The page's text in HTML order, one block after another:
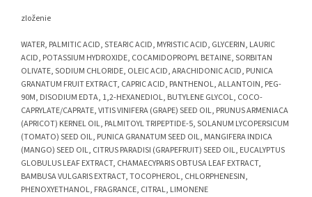
zloženie
WATER, PALMITIC ACID, STEARIC ACID, MYRISTIC ACID, GLYCERIN, LAURIC
ACID, POTASSIUM HYDROXIDE, COCAMIDOPROPYL BETAINE, SORBITAN
OLIVATE, SODIUM CHLORIDE, OLEIC ACID, ARACHIDONIC ACID, PUNICA
GRANATUM FRUIT EXTRACT, CAPRIC ACID, PANTHENOL, ALLANTOIN, PEG-
90M, DISODIUM EDTA, 1,2-HEXANEDIOL, BUTYLENE GLYCOL, COCO-
CAPRYLATE/CAPRATE, VITIS VINIFERA (GRAPE) SEED OIL, PRUNUS ARMENIACA
(APRICOT) KERNEL OIL, PALMITOYL TRIPEPTIDE-5, SOLANUM LYCOPERSICUM
(TOMATO) SEED OIL, PUNICA GRANATUM SEED OIL, MANGIFERA INDICA
(MANGO) SEED OIL, CITRUS PARADISI (GRAPEFRUIT) SEED OIL, EUCALYPTUS
GLOBULUS LEAF EXTRACT, CHAMAECYPARIS OBTUSA LEAF EXTRACT,
BAMBUSA VULGARIS EXTRACT, TOCOPHEROL, CHLORPHENESIN,
PHENOXYETHANOL, FRAGRANCE, CITRAL, LIMONENE